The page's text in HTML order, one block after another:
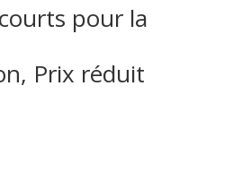
pour la
Prix réduit